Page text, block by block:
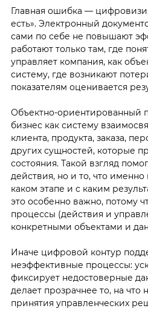
Главная ошибка —
есть». Электронный
сами по себе не повышают
работают только там, где
управляет компания, как
систему, где возникают
показателям оценивается
Объектно-ориентированный
бизнес как систему
клиента, продукта, заказа,
других сущностей, которые
состояния. Такой взгляд
действия, но и то, что именно
каком этапе и с каким
это особенно важно, потому
процессы (действия и
конкретными объектами и
Иначе цифровой контур
неэффективные процессы:
фиксирует недостоверные
делает прозрачнее то, на что
принятия управленческих